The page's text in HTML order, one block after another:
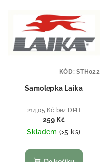
Samolepka Laika
214,05 Kč bez DPH
259 Kč
Skladem (>5 ks)
KÓD:STH022